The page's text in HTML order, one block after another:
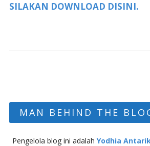
SILAKAN DOWNLOAD DISINI.
MAN BEHIND THE
Pengelola blog ini adalah Yodhia